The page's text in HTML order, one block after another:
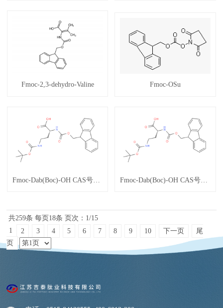
Fmoc-2,3-dehydro-Valine Fmoc-OSu
Fmoc-Dab(Boc)-OH CAS号：125238-99-5
共259条 每页18条 页次：1/15
1
2 3 4 5 6 7 8 9 10 下一页
尾
页